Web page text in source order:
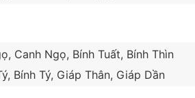
Canh Ngọ, Bính Tuất, Bính Thìn
Bính Tý, Giáp Thân, Giáp Dần